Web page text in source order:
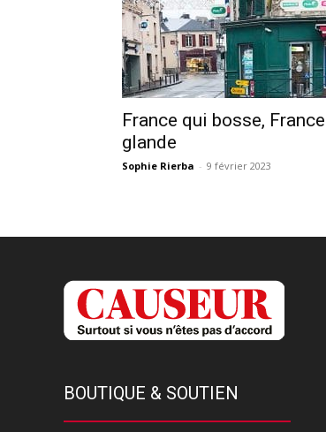
France qui bosse,
glande
Sophie Rierba - 9 février 2023
BOUTIQUE & SOUTIEN